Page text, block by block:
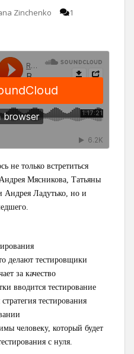
Zinchenko
1
не только встретиться
Мясникова, Татьяны
Андрея Ладутько, но и
делают тестировщики
за качество
вводится тестирование
тестирования
человеку, который будет
с нуля.